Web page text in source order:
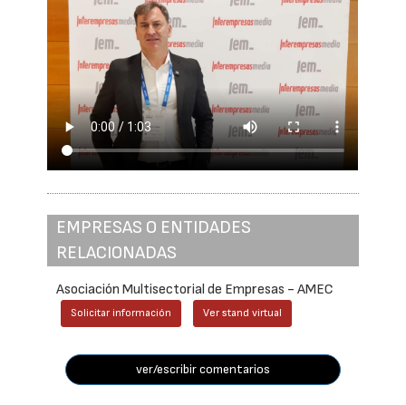
EMPRESAS O ENTIDADES
RELACIONADAS
Asociación Multisectorial de Empresas - AMEC
Solicitar información Ver stand virtual
ver/escribir comentarios